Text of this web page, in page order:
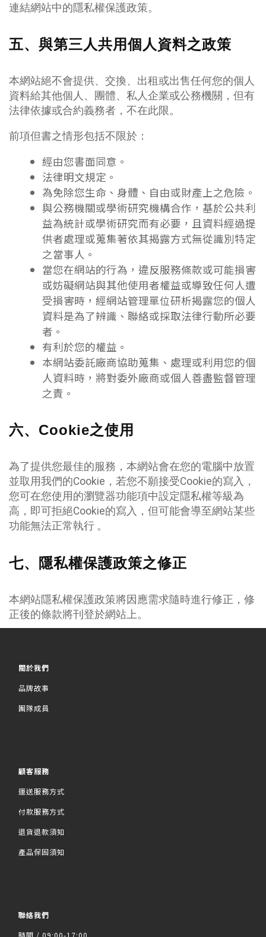
連結網站中的隱私權保護政策。
五、與第三人共用個人資料之政策
本網站絕不會提供、交換、出租或出售任何您的個人
資料給其他個人、團體、私人企業或公務機關，但有
法律依據或合約義務者，不在此限。
前項但書之情形包括不限於：
經由您書面同意。
法律明文規定。
為免除您生命、身體、自由或財產上之危險。
與公務機關或學術研究機構合作，基於公共利
益為統計或學術研究而有必要，且資料經過提
供者處理或蒐集著依其揭露方式無從識別特定
之當事人。
當您在網站的行為，違反服務條款或可能損害
或妨礙網站與其他使用者權益或導致任何人遭
受損害時，經網站管理單位研析揭露您的個人
資料是為了辨識、聯絡或採取法律行動所必要
者。
有利於您的權益。
本網站委託廠商協助蒐集、處理或利用您的個
人資料時，將對委外廠商或個人善盡監督管理
之責。
六、Cookie之使用
為了提供您最佳的服務，本網站會在您的電腦中放置
並取用我們的Cookie，若您不願接受Cookie的寫入，
您可在您使用的瀏覽器功能項中設定隱私權等級為
高，即可拒絕Cookie的寫入，但可能會導至網站某些
功能無法正常執行 。
七、隱私權保護政策之修正
本網站隱私權保護政策將因應需求隨時進行修正，修
正後的條款將刊登於網站上。
關於我們
品牌故事
團隊成員
顧客服務
運送服務方式
付款服務方式
退貨退款須知
產品保固須知
聯絡我們
時間 / 09:00-17:00